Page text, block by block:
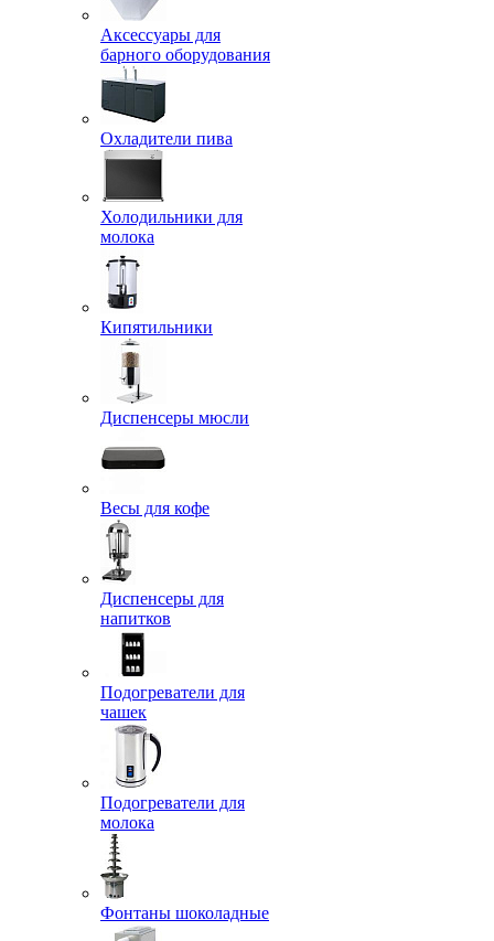
Аксессуары для
барного оборудования
Охладители пива
Холодильники для
молока
Кипятильники
Диспенсеры мюсли
Весы для кофе
Диспенсеры для
напитков
Подогреватели для
чашек
Подогреватели для
молока
Фонтаны шоколадные